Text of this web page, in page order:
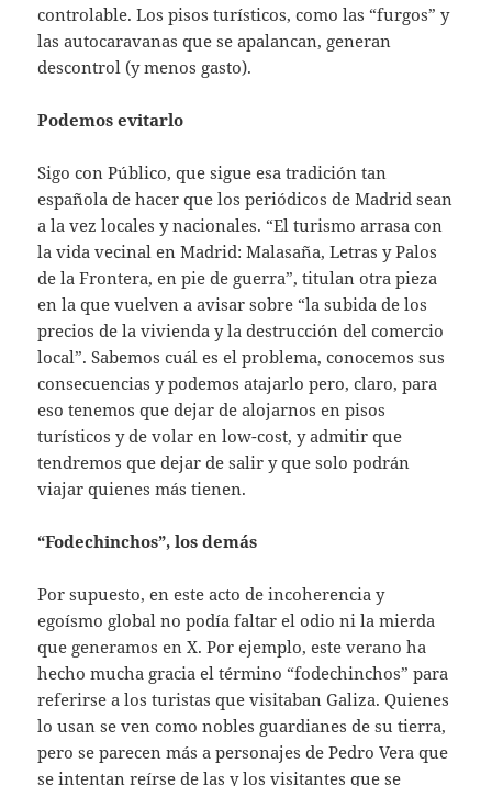
controlable. Los pisos turísticos, como las “furgos” y
las autocaravanas que se apalancan, generan
descontrol (y menos gasto).
Podemos evitarlo
Sigo con Público, que sigue esa tradición tan
española de hacer que los periódicos de Madrid sean
a la vez locales y nacionales. “El turismo arrasa con
la vida vecinal en Madrid: Malasaña, Letras y Palos
de la Frontera, en pie de guerra”, titulan otra pieza
en la que vuelven a avisar sobre “la subida de los
precios de la vivienda y la destrucción del comercio
local”. Sabemos cuál es el problema, conocemos sus
consecuencias y podemos atajarlo pero, claro, para
eso tenemos que dejar de alojarnos en pisos
turísticos y de volar en low-cost, y admitir que
tendremos que dejar de salir y que solo podrán
viajar quienes más tienen.
“Fodechinchos”, los demás
Por supuesto, en este acto de incoherencia y
egoísmo global no podía faltar el odio ni la mierda
que generamos en X. Por ejemplo, este verano ha
hecho mucha gracia el término “fodechinchos” para
referirse a los turistas que visitaban Galiza. Quienes
lo usan se ven como nobles guardianes de su tierra,
pero se parecen más a personajes de Pedro Vera que
se intentan reírse de las y los visitantes que se